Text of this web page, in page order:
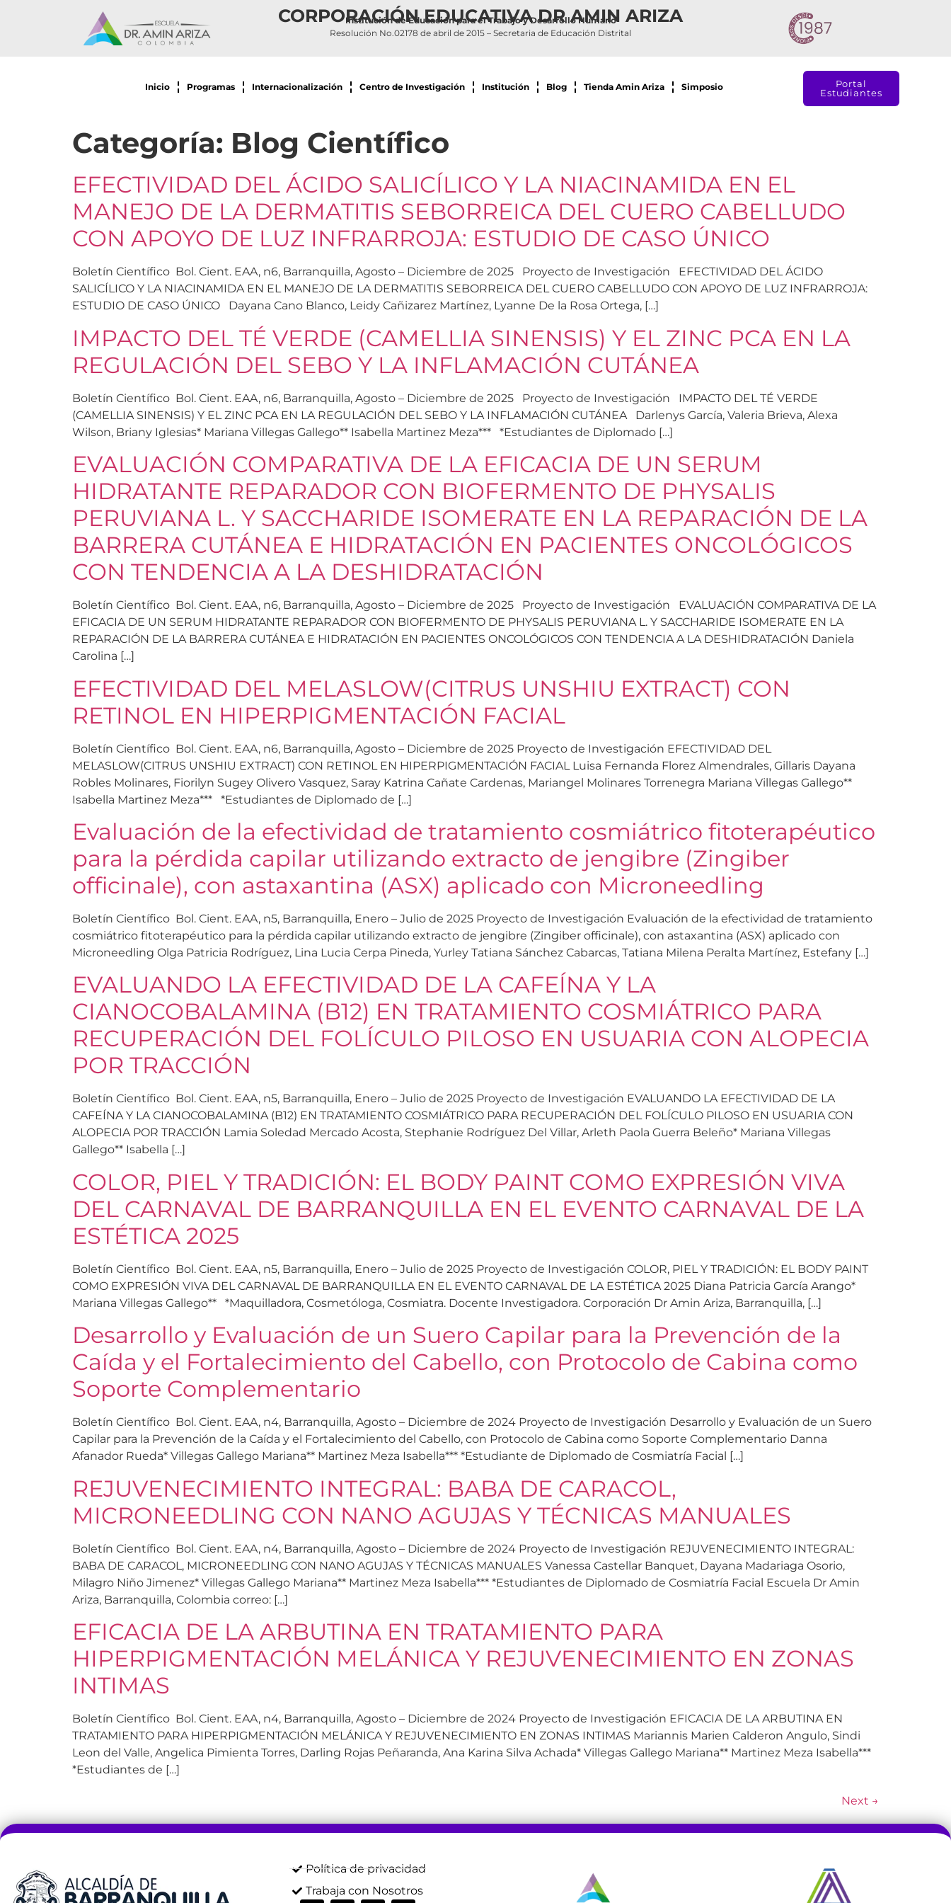
CORPORACIÓN EDUCATIVA DR AMIN ARIZA
Institución de Educación para el Trabajo y Desarrollo Humano
Resolución No.02178 de abril de 2015 – Secretaria de Educación Distrital
Inicio Programas Internacionalización Centro de Investigación Institución Blog Tienda Amin Ariza Simposio
Portal
Estudiantes
Categoría: Blog Científico
EFECTIVIDAD DEL ÁCIDO SALICÍLICO Y LA NIACINAMIDA EN EL
MANEJO DE LA DERMATITIS SEBORREICA DEL CUERO CABELLUDO
CON APOYO DE LUZ INFRARROJA: ESTUDIO DE CASO ÚNICO
Boletín Científico Bol. Cient. EAA, n6, Barranquilla, Agosto – Diciembre de 2025 Proyecto de Investigación EFECTIVIDAD DEL ÁCIDO
SALICÍLICO Y LA NIACINAMIDA EN EL MANEJO DE LA DERMATITIS SEBORREICA DEL CUERO CABELLUDO CON APOYO DE LUZ INFRARROJA:
ESTUDIO DE CASO ÚNICO Dayana Cano Blanco, Leidy Cañizarez Martínez, Lyanne De la Rosa Ortega, […]
IMPACTO DEL TÉ VERDE (CAMELLIA SINENSIS) Y EL ZINC PCA EN LA
REGULACIÓN DEL SEBO Y LA INFLAMACIÓN CUTÁNEA
Boletín Científico Bol. Cient. EAA, n6, Barranquilla, Agosto – Diciembre de 2025 Proyecto de Investigación IMPACTO DEL TÉ VERDE
(CAMELLIA SINENSIS) Y EL ZINC PCA EN LA REGULACIÓN DEL SEBO Y LA INFLAMACIÓN CUTÁNEA Darlenys García, Valeria Brieva, Alexa
Wilson, Briany Iglesias* Mariana Villegas Gallego** Isabella Martinez Meza*** *Estudiantes de Diplomado […]
EVALUACIÓN COMPARATIVA DE LA EFICACIA DE UN SERUM
HIDRATANTE REPARADOR CON BIOFERMENTO DE PHYSALIS
PERUVIANA L. Y SACCHARIDE ISOMERATE EN LA REPARACIÓN DE LA
BARRERA CUTÁNEA E HIDRATACIÓN EN PACIENTES ONCOLÓGICOS
CON TENDENCIA A LA DESHIDRATACIÓN
Boletín Científico Bol. Cient. EAA, n6, Barranquilla, Agosto – Diciembre de 2025 Proyecto de Investigación EVALUACIÓN COMPARATIVA DE LA
EFICACIA DE UN SERUM HIDRATANTE REPARADOR CON BIOFERMENTO DE PHYSALIS PERUVIANA L. Y SACCHARIDE ISOMERATE EN LA
REPARACIÓN DE LA BARRERA CUTÁNEA E HIDRATACIÓN EN PACIENTES ONCOLÓGICOS CON TENDENCIA A LA DESHIDRATACIÓN Daniela
Carolina […]
EFECTIVIDAD DEL MELASLOW(CITRUS UNSHIU EXTRACT) CON
RETINOL EN HIPERPIGMENTACIÓN FACIAL
Boletín Científico Bol. Cient. EAA, n6, Barranquilla, Agosto – Diciembre de 2025 Proyecto de Investigación EFECTIVIDAD DEL
MELASLOW(CITRUS UNSHIU EXTRACT) CON RETINOL EN HIPERPIGMENTACIÓN FACIAL Luisa Fernanda Florez Almendrales, Gillaris Dayana
Robles Molinares, Fiorilyn Sugey Olivero Vasquez, Saray Katrina Cañate Cardenas, Mariangel Molinares Torrenegra Mariana Villegas Gallego**
Isabella Martinez Meza*** *Estudiantes de Diplomado de […]
Evaluación de la efectividad de tratamiento cosmiátrico fitoterapéutico
para la pérdida capilar utilizando extracto de jengibre (Zingiber
officinale), con astaxantina (ASX) aplicado con Microneedling
Boletín Científico Bol. Cient. EAA, n5, Barranquilla, Enero – Julio de 2025 Proyecto de Investigación Evaluación de la efectividad de tratamiento
cosmiátrico fitoterapéutico para la pérdida capilar utilizando extracto de jengibre (Zingiber officinale), con astaxantina (ASX) aplicado con
Microneedling Olga Patricia Rodríguez, Lina Lucia Cerpa Pineda, Yurley Tatiana Sánchez Cabarcas, Tatiana Milena Peralta Martínez, Estefany […]
EVALUANDO LA EFECTIVIDAD DE LA CAFEÍNA Y LA
CIANOCOBALAMINA (B12) EN TRATAMIENTO COSMIÁTRICO PARA
RECUPERACIÓN DEL FOLÍCULO PILOSO EN USUARIA CON ALOPECIA
POR TRACCIÓN
Boletín Científico Bol. Cient. EAA, n5, Barranquilla, Enero – Julio de 2025 Proyecto de Investigación EVALUANDO LA EFECTIVIDAD DE LA
CAFEÍNA Y LA CIANOCOBALAMINA (B12) EN TRATAMIENTO COSMIÁTRICO PARA RECUPERACIÓN DEL FOLÍCULO PILOSO EN USUARIA CON
ALOPECIA POR TRACCIÓN Lamia Soledad Mercado Acosta, Stephanie Rodríguez Del Villar, Arleth Paola Guerra Beleño* Mariana Villegas
Gallego** Isabella […]
COLOR, PIEL Y TRADICIÓN: EL BODY PAINT COMO EXPRESIÓN VIVA
DEL CARNAVAL DE BARRANQUILLA EN EL EVENTO CARNAVAL DE LA
ESTÉTICA 2025
Boletín Científico Bol. Cient. EAA, n5, Barranquilla, Enero – Julio de 2025 Proyecto de Investigación COLOR, PIEL Y TRADICIÓN: EL BODY PAINT
COMO EXPRESIÓN VIVA DEL CARNAVAL DE BARRANQUILLA EN EL EVENTO CARNAVAL DE LA ESTÉTICA 2025 Diana Patricia García Arango*
Mariana Villegas Gallego** *Maquilladora, Cosmetóloga, Cosmiatra. Docente Investigadora. Corporación Dr Amin Ariza, Barranquilla, […]
Desarrollo y Evaluación de un Suero Capilar para la Prevención de la
Caída y el Fortalecimiento del Cabello, con Protocolo de Cabina como
Soporte Complementario
Boletín Científico Bol. Cient. EAA, n4, Barranquilla, Agosto – Diciembre de 2024 Proyecto de Investigación Desarrollo y Evaluación de un Suero
Capilar para la Prevención de la Caída y el Fortalecimiento del Cabello, con Protocolo de Cabina como Soporte Complementario Danna
Afanador Rueda* Villegas Gallego Mariana** Martinez Meza Isabella*** *Estudiante de Diplomado de Cosmiatría Facial […]
REJUVENECIMIENTO INTEGRAL: BABA DE CARACOL,
MICRONEEDLING CON NANO AGUJAS Y TÉCNICAS MANUALES
Boletín Científico Bol. Cient. EAA, n4, Barranquilla, Agosto – Diciembre de 2024 Proyecto de Investigación REJUVENECIMIENTO INTEGRAL:
BABA DE CARACOL, MICRONEEDLING CON NANO AGUJAS Y TÉCNICAS MANUALES Vanessa Castellar Banquet, Dayana Madariaga Osorio,
Milagro Niño Jimenez* Villegas Gallego Mariana** Martinez Meza Isabella*** *Estudiantes de Diplomado de Cosmiatría Facial Escuela Dr Amin
Ariza, Barranquilla, Colombia correo: […]
EFICACIA DE LA ARBUTINA EN TRATAMIENTO PARA
HIPERPIGMENTACIÓN MELÁNICA Y REJUVENECIMIENTO EN ZONAS
INTIMAS
Boletín Científico Bol. Cient. EAA, n4, Barranquilla, Agosto – Diciembre de 2024 Proyecto de Investigación EFICACIA DE LA ARBUTINA EN
TRATAMIENTO PARA HIPERPIGMENTACIÓN MELÁNICA Y REJUVENECIMIENTO EN ZONAS INTIMAS Mariannis Marien Calderon Angulo, Sindi
Leon del Valle, Angelica Pimienta Torres, Darling Rojas Peñaranda, Ana Karina Silva Achada* Villegas Gallego Mariana** Martinez Meza Isabella***
*Estudiantes de […]
Next →
Política de privacidad
Trabaja con Nosotros